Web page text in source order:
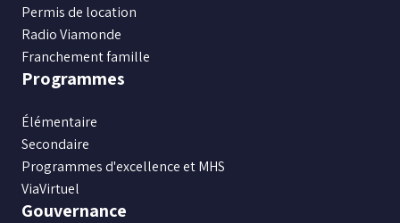
Permis de location
Radio Viamonde
Franchement famille
Programmes
Élémentaire
Secondaire
Programmes d'excellence et MHS
ViaVirtuel
Gouvernance